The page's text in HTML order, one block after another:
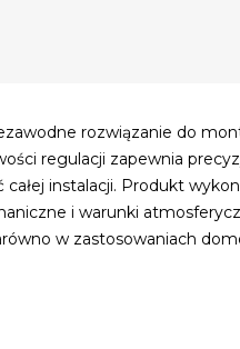
rozwiązanie do
regulacji zapewnia
instalacji. Produkt
i warunki
w zastosowaniach